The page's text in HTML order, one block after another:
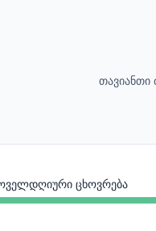
თავიანთი
ცხოვრება